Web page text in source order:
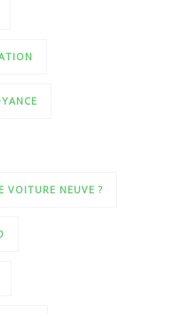
VOITURE NEUVE ?